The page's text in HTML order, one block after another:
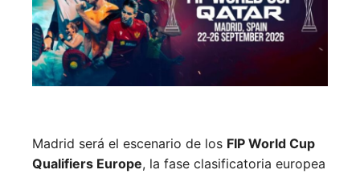
Madrid será el escenario de los FIP World Cup
Qualifiers Europe, la fase clasificatoria europea